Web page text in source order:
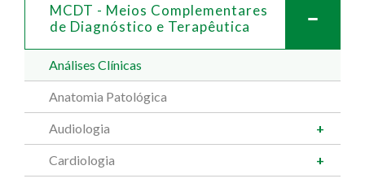
MCDT - Meios Complementares
de Diagnóstico e Terapêutica
Análises Clínicas
Anatomia Patológica
Audiologia
Cardiologia